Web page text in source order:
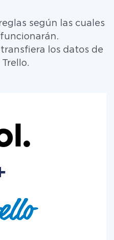
según las cuales
funcionarán.
los datos de
Trello.